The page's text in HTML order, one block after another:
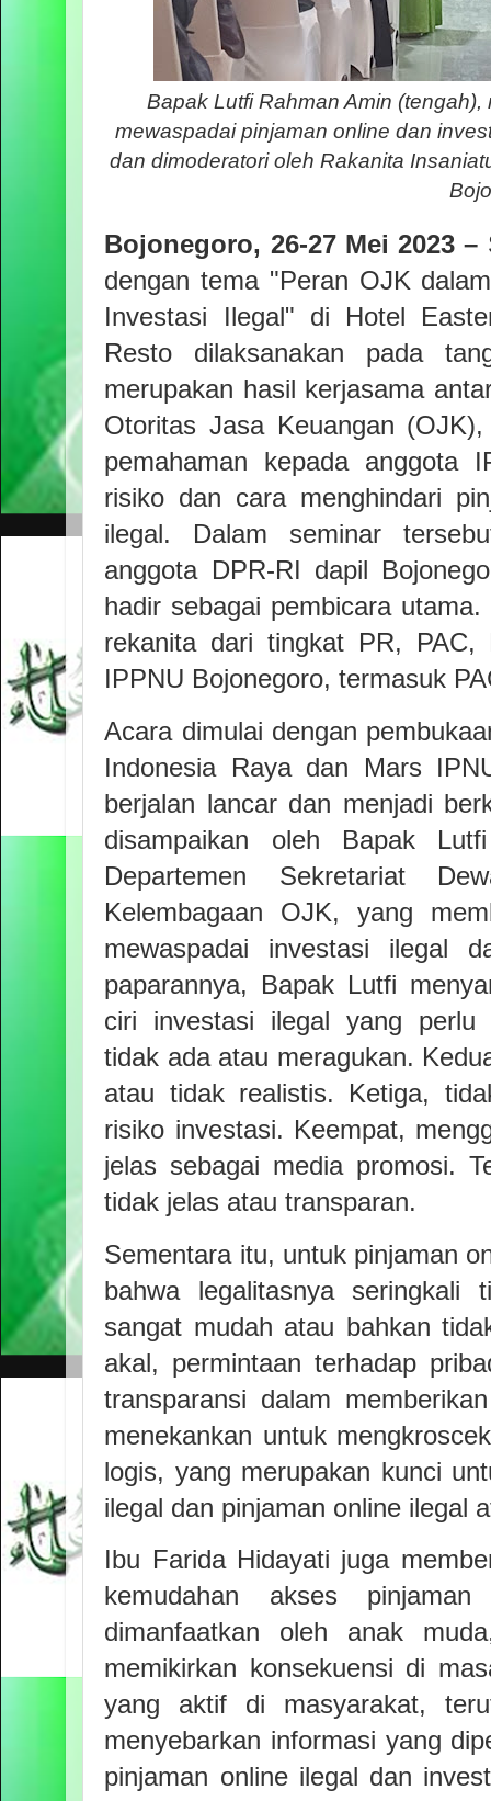
Bapak Lutfi Rahman Amin
mewaspadai pinjaman online dan
dan dimoderatori oleh Rakanita
Bojonegoro, 26-27 Mei 2023 –
dengan tema "Peran OJK
Investasi Ilegal" di Hotel
Resto dilaksanakan pada
merupakan hasil kerjasama
Otoritas Jasa Keuangan
pemahaman kepada anggota
risiko dan cara menghindari
ilegal. Dalam seminar
anggota DPR-RI dapil
hadir sebagai pembicara
rekanita dari tingkat PR, PAC,
IPPNU Bojonegoro, termasuk
Acara dimulai dengan
Indonesia Raya dan Mars
berjalan lancar dan menjadi
disampaikan oleh Bapak
Departemen Sekretariat
Kelembagaan OJK, yang
mewaspadai investasi ilegal
paparannya, Bapak Lutfi
ciri investasi ilegal yang perlu
tidak ada atau meragukan.
atau tidak realistis. Ketiga,
risiko investasi. Keempat,
jelas sebagai media promosi.
tidak jelas atau transparan.
Sementara itu, untuk pinjaman
bahwa legalitasnya seringkali
sangat mudah atau bahkan
akal, permintaan terhadap
transparansi dalam
menekankan untuk
logis, yang merupakan kunci
ilegal dan pinjaman online ilegal
Ibu Farida Hidayati juga
kemudahan akses
dimanfaatkan oleh anak
memikirkan konsekuensi di
yang aktif di masyarakat,
menyebarkan informasi yang
pinjaman online ilegal dan